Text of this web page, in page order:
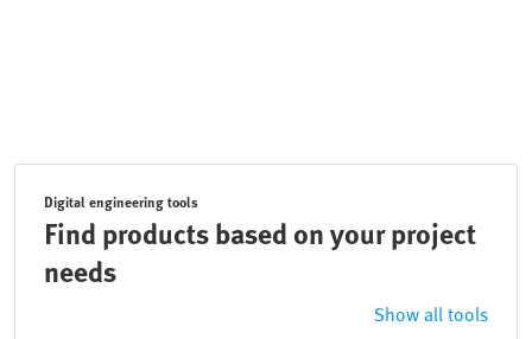
Digital engineering tools
Find products based on your project
needs
Show all tools